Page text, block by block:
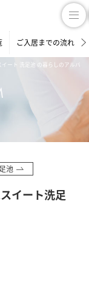
ご入居までの流れ
イート 洗足池 の暮らしのアルバム
池
イート洗足